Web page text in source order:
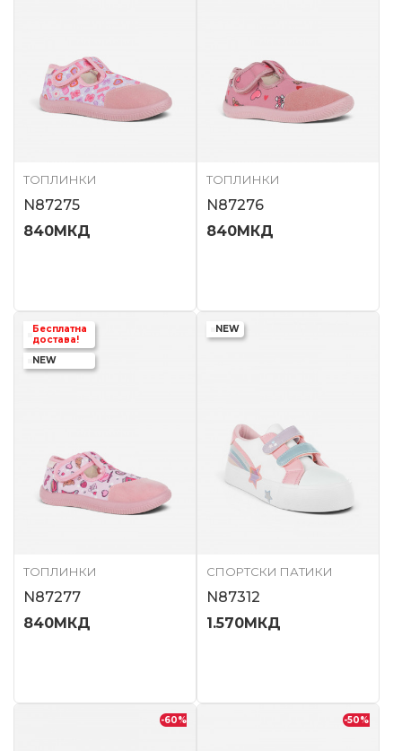
ТОПЛИНКИ
N87275
840МКД
ТОПЛИНКИ
N87276
840МКД
Бесплатна
достава!
NEW
ТОПЛИНКИ
N87277
840МКД
NEW
СПОРТСКИ ПАТИКИ
N87312
1.570МКД
-60% -50%